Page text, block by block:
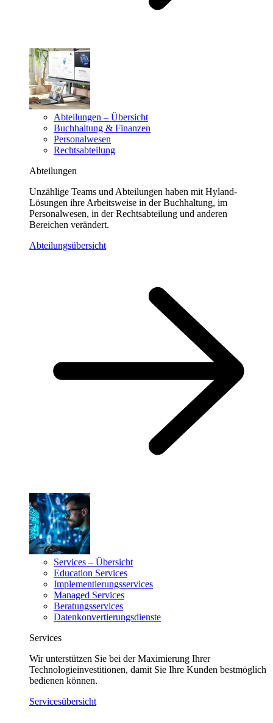
Abteilungen – Übersicht
Buchhaltung & Finanzen
Personalwesen
Rechtsabteilung
Abteilungen
Unzählige Teams und Abteilungen haben mit Hyland-
Lösungen ihre Arbeitsweise in der Buchhaltung, im
Personalwesen, in der Rechtsabteilung und anderen
Bereichen verändert.
Abteilungsübersicht
Services – Übersicht
Education Services
Implementierungsservices
Managed Services
Beratungsservices
Datenkonvertierungsdienste
Services
Wir unterstützen Sie bei der Maximierung Ihrer
Technologieinvestitionen, damit Sie Ihre Kunden bestmöglich
bedienen können.
Servicesübersicht